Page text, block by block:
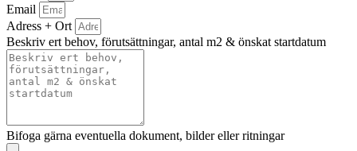
Email
Adress + Ort
Beskriv ert behov, förutsättningar, antal m2 & önskat startdatum
Bifoga gärna eventuella dokument, bilder eller ritningar